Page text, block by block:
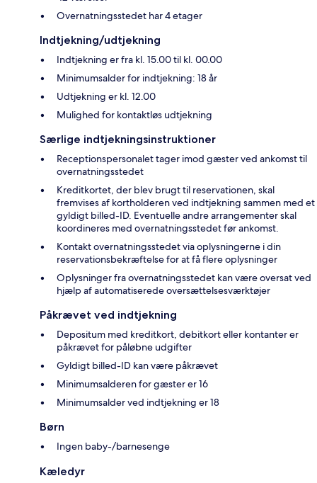
Overnatningsstedet har 4 etager
Indtjekning/udtjekning
Indtjekning er fra kl. 15.00 til kl. 00.00
Minimumsalder for indtjekning: 18 år
Udtjekning er kl. 12.00
Mulighed for kontaktløs udtjekning
Særlige indtjekningsinstruktioner
Receptionspersonalet tager imod gæster ved ankomst til
overnatningsstedet
Kreditkortet, der blev brugt til reservationen, skal
fremvises af kortholderen ved indtjekning sammen med et
gyldigt billed-ID. Eventuelle andre arrangementer skal
koordineres med overnatningsstedet før ankomst.
Kontakt overnatningsstedet via oplysningerne i din
reservationsbekræftelse for at få flere oplysninger
Oplysninger fra overnatningsstedet kan være oversat ved
hjælp af automatiserede oversættelsesværktøjer
Påkrævet ved indtjekning
Depositum med kreditkort, debitkort eller kontanter er
påkrævet for påløbne udgifter
Gyldigt billed-ID kan være påkrævet
Minimumsalderen for gæster er 16
Minimumsalder ved indtjekning er 18
Børn
Ingen baby-/barnesenge
Kæledyr